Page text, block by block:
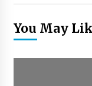
You May